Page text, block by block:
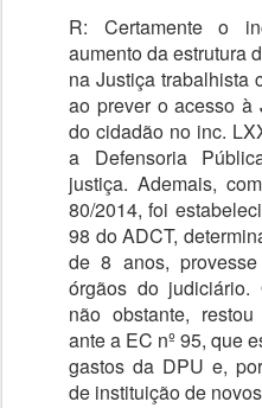
R: Certamente o
aumento da estrutura
na Justiça trabalhista
ao prever o acesso à
do cidadão no inc.
a Defensoria
justiça. Ademais,
80/2014, foi
98 do ADCT,
de 8 anos,
órgãos do judiciário.
não obstante,
ante a EC nº 95, que
gastos da DPU e,
de instituição de